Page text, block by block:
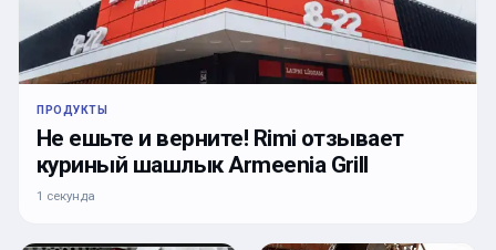
ПРОДУКТЫ
Не ешьте и верните! Rimi отзывает
куриный шашлык Armeenia Grill
1 секунда